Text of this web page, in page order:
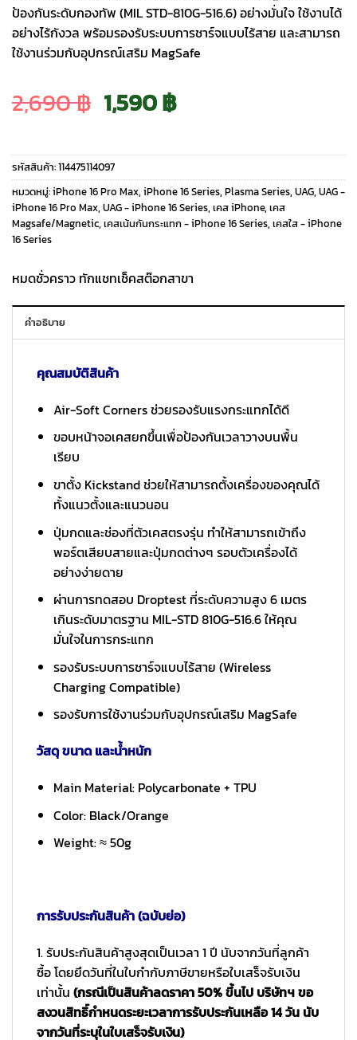
ป้องกันระดับกองทัพ (MIL STD-810G-516.6) อย่างมั่นใจ ใช้งานได้
อย่างไร้กังวล พร้อมรองรับระบบการชาร์จแบบไร้สาย และสามารถ
ใช้งานร่วมกับอุปกรณ์เสริม MagSafe
2,690฿ Original
price
was:
2,690 ฿.
1,590฿Current
price
is:
1,590 ฿.
รหัสสินค้า:114475114097
หมวดหมู่:iPhone 16 Pro Max, iPhone 16 Series, Plasma Series, UAG, UAG -
iPhone 16 Pro Max, UAG - iPhone 16 Series, เคส iPhone, เคส
Magsafe/Magnetic, เคสเน้นกันกระแทก - iPhone 16 Series, เคสใส - iPhone
16 Series
หมดชั่วคราว ทักแชทเช็คสต๊อกสาขา
คำอธิบาย
คุณสมบัติสินค้า
Air-Soft Corners ช่วยรองรับแรงกระแทกได้ดี
ขอบหน้าจอเคสยกขึ้นเพื่อป้องกันเวลาวางบนพื้น
เรียบ
ขาตั้ง Kickstand ช่วยให้สามารถตั้งเครื่องของคุณได้
ทั้งแนวตั้งและแนวนอน
ปุ่มกดและช่องที่ตัวเคสตรงรุ่น ทำให้สามารถเข้าถึง
พอร์ตเสียบสายและปุ่มกดต่างๆ รอบตัวเครื่องได้
อย่างง่ายดาย
ผ่านการทดสอบ Droptest ที่ระดับความสูง 6 เมตร
เกินระดับมาตรฐาน MIL-STD 810G-516.6 ให้คุณ
มั่นใจในการกระแทก
รองรับระบบการชาร์จแบบไร้สาย (Wireless
Charging Compatible)
รองรับการใช้งานร่วมกับอุปกรณ์เสริม MagSafe
วัสดุ ขนาด และน้ำหนัก
Main Material: Polycarbonate + TPU
Color: Black/Orange
Weight: ≈ 50g
การรับประกันสินค้า (ฉบับย่อ)
1. รับประกันสินค้าสูงสุดเป็นเวลา 1 ปี นับจากวันที่ลูกค้า
ซื้อ โดยยึดวันที่ในใบกำกับภาษีขายหรือใบเสร็จรับเงิน
เท่านั้น (กรณีเป็นสินค้าลดราคา 50% ขึ้นไป บริษัทฯ ขอ
สงวนสิทธิ์กำหนดระยะเวลาการรับประกันเหลือ 14 วัน นับ
จากวันที่ระบุในใบเสร็จรับเงิน)